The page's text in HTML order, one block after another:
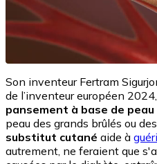
Son inventeur Fertram
de l’inventeur européen
pansement à base de
peau des grands brûlés ou
substitut cutané aide à
autrement, ne feraient que